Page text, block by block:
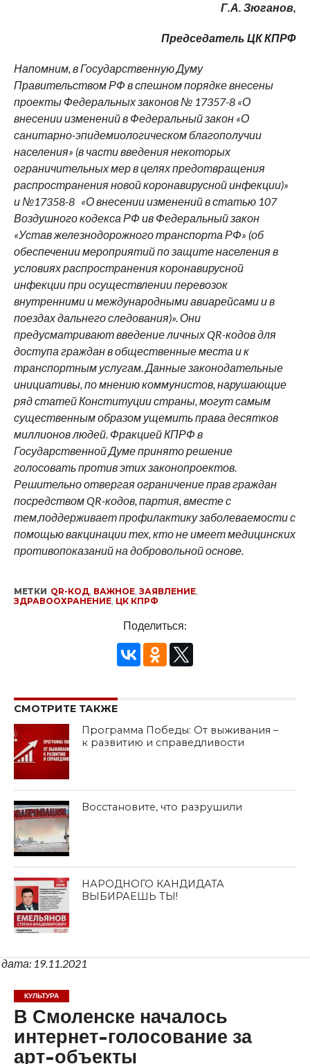
Г.А. Зюганов,
Председатель ЦК КПРФ
Напомним, в Государственную Думу
Правительством РФ в спешном порядке внесены
проекты Федеральных законов № 17357-8 «О
внесении изменений в Федеральный закон «О
санитарно-эпидемиологическом благополучии
населения» (в части введения некоторых
ограничительных мер в целях предотвращения
распространения новой коронавирусной инфекции)»
и №17358-8 «О внесении изменений в статью 107
Воздушного кодекса РФ ив Федеральный закон
«Устав железнодорожного транспорта РФ» (об
обеспечении мероприятий по защите населения в
условиях распространения коронавирусной
инфекции при осуществлении перевозок
внутренними и международными авиарейсами и в
поездах дальнего следования)». Они
предусматривают введение личных QR-кодов для
доступа граждан в общественные места и к
транспортным услугам. Данные законодательные
инициативы, по мнению коммунистов, нарушающие
ряд статей Конституции страны, могут самым
существенным образом ущемить права десятков
миллионов людей. Фракцией КПРФ в
Государственной Думе принято решение
голосовать против этих законопроектов.
Решительно отвергая ограничение прав граждан
посредством QR-кодов, партия, вместе с
тем,поддерживает профилактику заболеваемости с
помощью вакцинации тех, кто не имеет медицинских
противопоказаний на добровольной основе.
МЕТКИ QR-КОД, ВАЖНОЕ, ЗАЯВЛЕНИЕ,
ЗДРАВООХРАНЕНИЕ, ЦК КПРФ
Поделиться:
СМОТРИТЕ ТАКЖЕ
Программа Победы: От выживания –
к развитию и справедливости
Восстановите, что разрушили
НАРОДНОГО КАНДИДАТА
ВЫБИРАЕШЬ ТЫ!
дата: 19.11.2021
КУЛЬТУРА
В Смоленске началось
интернет-голосование за
арт-объекты